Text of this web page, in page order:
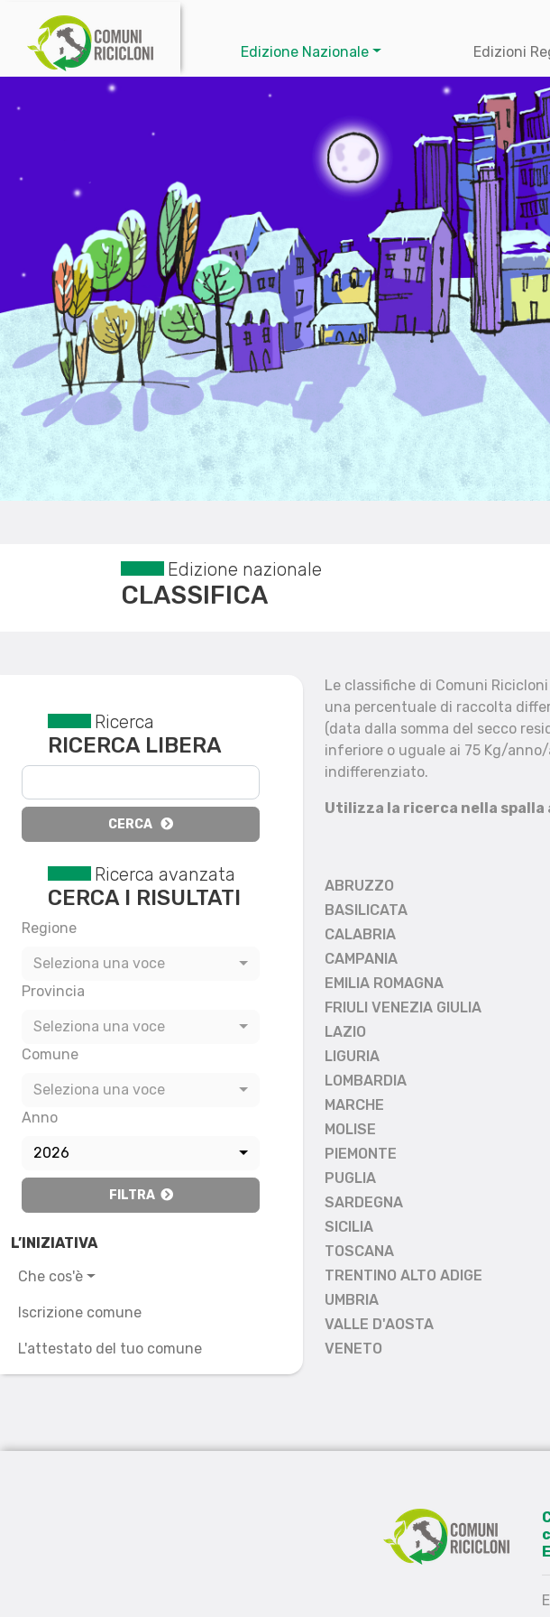
Edizione Nazionale Edizioni
Edizione nazionale
CLASSIFICA
Reset filtri
Ricerca
RICERCA LIBERA
CERCA
Ricerca avanzata
CERCA I RISULTATI
Regione
Seleziona una voce
Provincia
Seleziona una voce
Comune
Seleziona una voce
Anno
2026
FILTRA
L’INIZIATIVA
Che cos'è
Iscrizione comune
L'attestato del tuo comune
Le classifiche di Comuni
una percentuale di raccolta
(data dalla somma del secco
inferiore o uguale ai 75 Kg/
indifferenziato.
Utilizza la ricerca nella
ABRUZZO
BASILICATA
CALABRIA
CAMPANIA
EMILIA ROMAGNA
FRIULI VENEZIA GIULIA
LAZIO
LIGURIA
LOMBARDIA
MARCHE
MOLISE
PIEMONTE
PUGLIA
SARDEGNA
SICILIA
TOSCANA
TRENTINO ALTO ADIGE
UMBRIA
VALLE D'AOSTA
VENETO